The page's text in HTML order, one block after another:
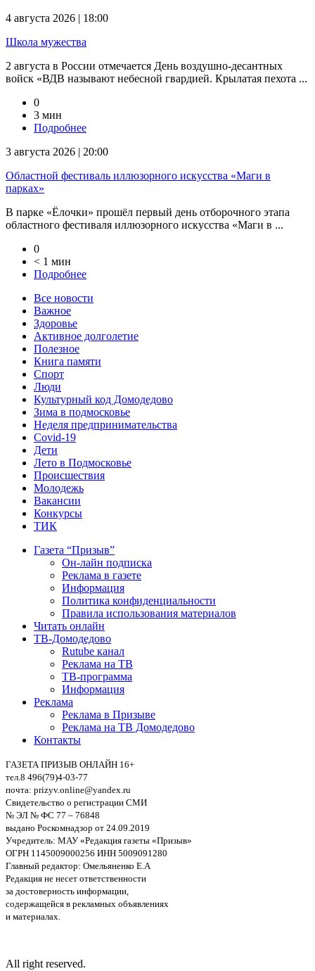
4 августа 2026 | 18:00
Школа мужества
2 августа в России отмечается День воздушно-десантных
войск «ВДВ называют небесной гвардией. Крылатая пехота ...
0
3 мин
Подробнее
3 августа 2026 | 20:00
Областной фестиваль иллюзорного искусства «Маги в
парках»
В парке «Ёлочки» прошёл первый день отборочного этапа
областного фестиваля иллюзорного искусства «Маги в ...
0
< 1 мин
Подробнее
Все новости
Важное
Здоровье
Активное долголетие
Полезное
Книга памяти
Спорт
Люди
Культурный код Домодедово
Зима в подмосковье
Неделя предпринимательства
Covid-19
Дети
Лето в Подмосковье
Происшествия
Молодежь
Вакансии
Конкурсы
ТИК
Газета “Призыв”
Он-лайн подписка
Реклама в газете
Информация
Политика конфиденциальности
Правила использования материалов
Читать онлайн
ТВ-Домодедово
Rutube канал
Реклама на ТВ
ТВ-программа
Информация
Реклама
Реклама в Призыве
Реклама на ТВ Домодедово
Контакты
ГАЗЕТА ПРИЗЫВ ОНЛАЙН 16+
тел.8 496(79)4-03-77
почта: prizyv.online@yandex.ru
Свидетельство о регистрации СМИ
№ ЭЛ № ФС 77 – 76848
выдано Роскомнадзор от 24.09.2019
Учредитель: МАУ «Редакция газеты «Призыв»
ОГРН 1145009000256 ИНН 5009091280
Главный редактор: Омельяненко Е.А
Редакция не несет ответственности
за достоверность информации,
содержащейся в рекламных объявлениях
и материалах.
All right reserved.